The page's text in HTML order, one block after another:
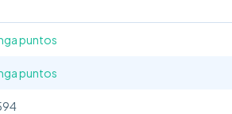
puntos
puntos